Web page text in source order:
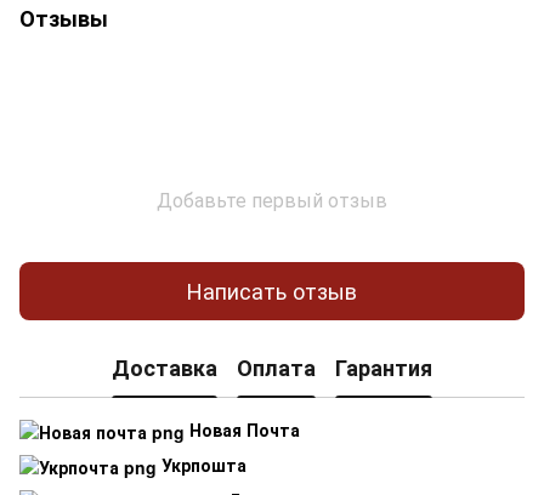
Отзывы
Добавьте первый отзыв
Написать отзыв
Доставка Оплата Гарантия
Новая Почта
Укрпошта